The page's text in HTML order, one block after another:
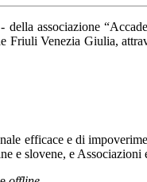
della associazione
Friuli Venezia Giulia,
efficace e di
e slovene, e Associazioni